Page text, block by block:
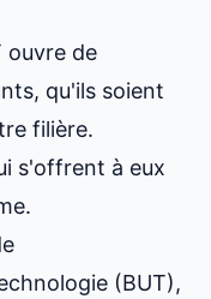
ouvre de
qu'ils soient
filière.
s'offrent à eux
(BUT),